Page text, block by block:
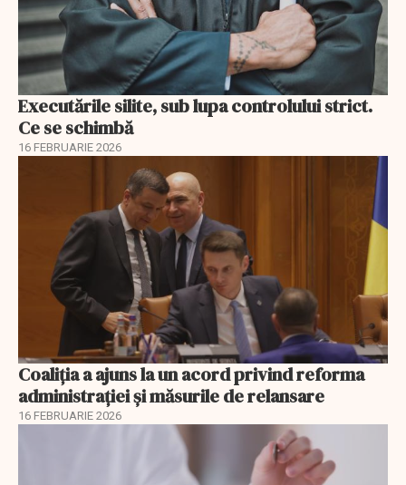
Executările silite, sub lupa controlului strict.
Ce se schimbă
16 FEBRUARIE 2026
Coaliția a ajuns la un acord privind reforma
administrației și măsurile de relansare
16 FEBRUARIE 2026